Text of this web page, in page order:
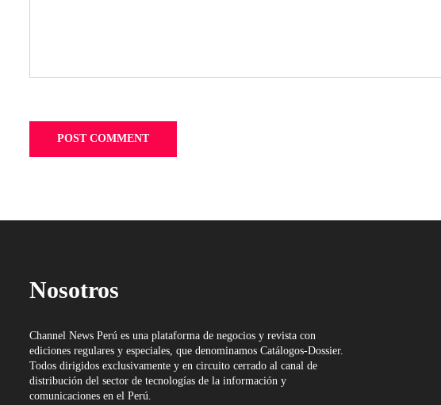
Nosotros
Channel News Perú es una plataforma de negocios y revista con
ediciones regulares y especiales, que denominamos Catálogos-Dossier.
Todos dirigidos exclusivamente y en circuito cerrado al canal de
distribución del sector de tecnologías de la información y
comunicaciones en el Perú.